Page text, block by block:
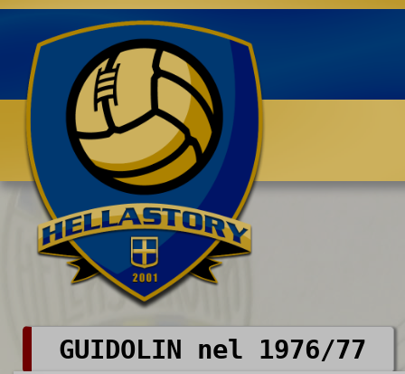
Benvenuti su HELLASTORY.net
GUIDOLIN nel 1976/77